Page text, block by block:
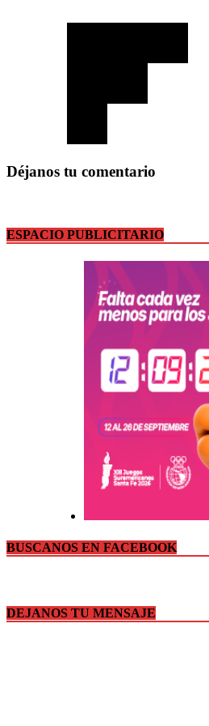
Déjanos tu comentario
ESPACIO PUBLICITARIO
BUSCANOS EN FACEBOOK
DEJANOS TU MENSAJE